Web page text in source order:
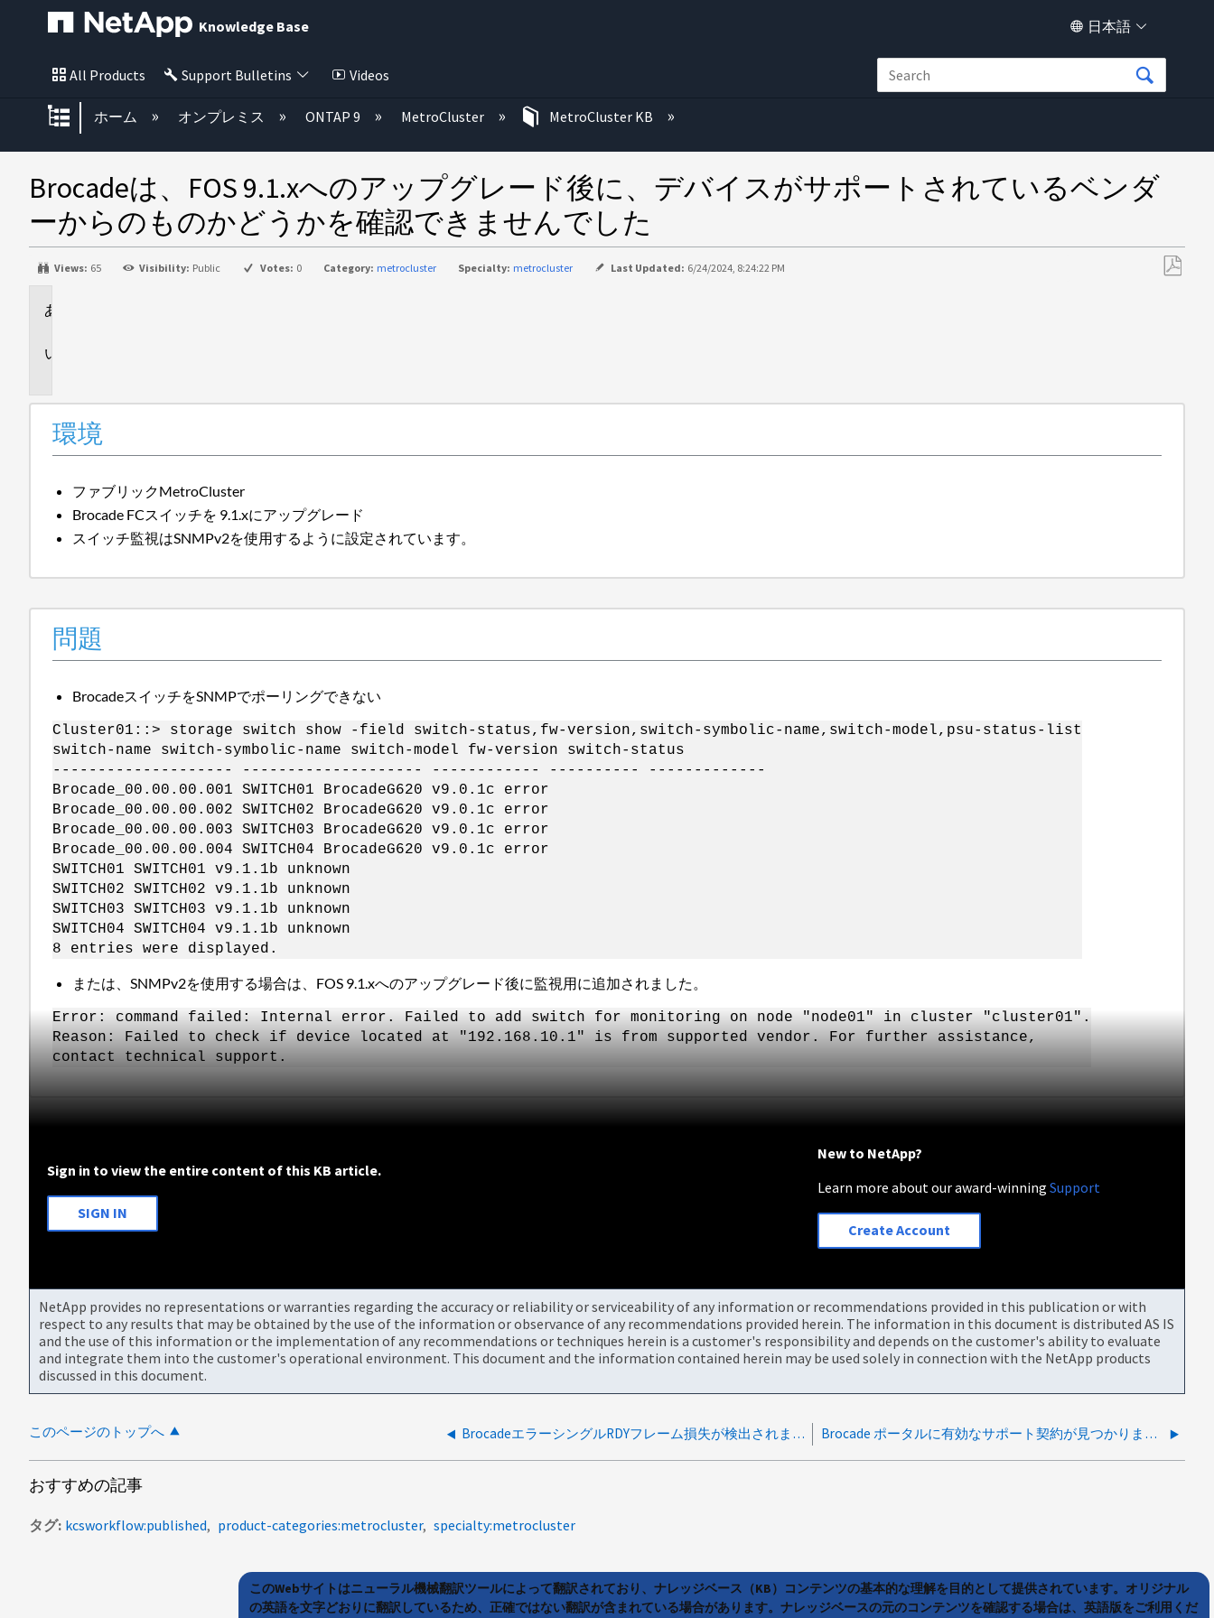
Knowledge Base 日本語
All Products Support Bulletins Videos
グローバル階層を展開/折りたたむ
ホーム オンプレミス ONTAP 9 MetroCluster MetroCluster KB
Brocadeは、FOS 9.1.xへのアップグレード後に、デバイスがサポートされているベンダ
ーからのものかどうかを確認できませんでした
Views: 65 Visibility: Public Votes: 0 Category: metrocluster Specialty: metrocluster Last Updated: 6/24/2024, 8:24:22 PM
環境
ファブリックMetroCluster
Brocade FCスイッチを 9.1.xにアップグレード
スイッチ監視はSNMPv2を使用するように設定されています。
問題
BrocadeスイッチをSNMPでポーリングできない
Cluster01::> storage switch show -field switch-status,fw-version,switch-symbolic-name,switch-model,psu-status-list
switch-name switch-symbolic-name switch-model fw-version switch-status
-------------------- -------------------- ------------ ---------- -------------
Brocade_00.00.00.001 SWITCH01 BrocadeG620 v9.0.1c error
Brocade_00.00.00.002 SWITCH02 BrocadeG620 v9.0.1c error
Brocade_00.00.00.003 SWITCH03 BrocadeG620 v9.0.1c error
Brocade_00.00.00.004 SWITCH04 BrocadeG620 v9.0.1c error
SWITCH01 SWITCH01 v9.1.1b unknown
SWITCH02 SWITCH02 v9.1.1b unknown
SWITCH03 SWITCH03 v9.1.1b unknown
SWITCH04 SWITCH04 v9.1.1b unknown
8 entries were displayed.
または、SNMPv2を使用する場合は、FOS 9.1.xへのアップグレード後に監視用に追加されました。
Error: command failed: Internal error. Failed to add switch for monitoring on node "node01" in cluster "cluster01".
Reason: Failed to check if device located at "192.168.10.1" is from supported vendor. For further assistance,
contact technical support.
Sign in to view the entire content of this KB article.
SIGN IN
New to NetApp?
Learn more about our award-winningSupport
Create Account
NetApp provides no representations or warranties regarding the accuracy or reliability or serviceability of any information or recommendations provided in this publication or with
respect to any results that may be obtained by the use of the information or observance of any recommendations provided herein. The information in this document is distributed AS IS
and the use of this information or the implementation of any recommendations or techniques herein is a customer's responsibility and depends on the customer's ability to evaluate
and integrate them into the customer's operational environment. This document and the information contained herein may be used solely in connection with the NetApp products
discussed in this document.
このページのトップへ BrocadeエラーシングルRDYフレーム損失が検出されました Brocade ポータルに有効なサポート契約が見つかりません
おすすめの記事
タグ kcsworkflow:published product-categories:metrocluster specialty:metrocluster
このWebサイトはニューラル機械翻訳ツールによって翻訳されており、ナレッジベース（KB）コンテンツの基本的な理解を目的として提供されています。オリジナル
の英語を文字どおりに翻訳しているため、正確ではない翻訳が含まれている場合があります。ナレッジベースの元のコンテンツを確認する場合は、英語版をご利用くだ